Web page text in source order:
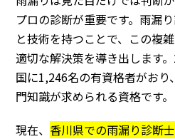
プロの診断が重要です。雨漏
と技術を持つことで、この複
適切な解決策を導き出します
国に1,246名の有資格者がお
門知識が求められる資格です。
現在、 香川県での雨漏り診断